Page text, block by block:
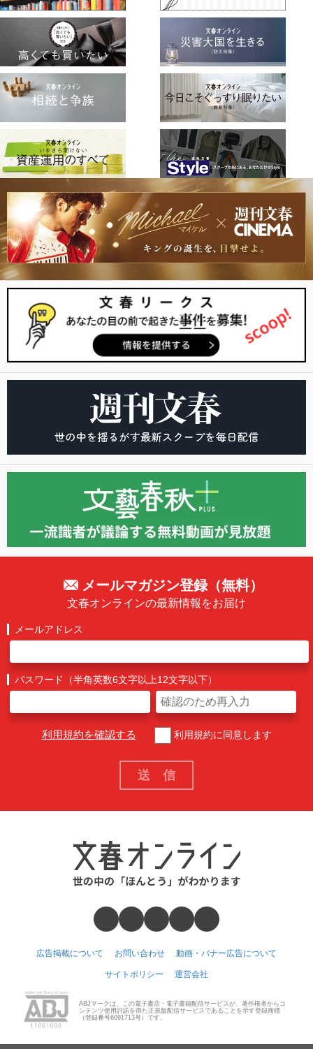
メールマガジン登録（無料）
文春オンラインの最新情報をお届け
メールアドレス
パスワード（半角英数6文字以上12文字以下）
利用規約を確認する 利用規約に同意します
広告掲載について お問い合わせ 動画・バナー広告について
サイトポリシー 運営会社
ABJマークは、この電子書店・電子書籍配信サービスが、著作権者からコ
ンテンツ使用許諾を得た正規版配信サービスであることを示す登録商標
（登録番号6091713号）です。